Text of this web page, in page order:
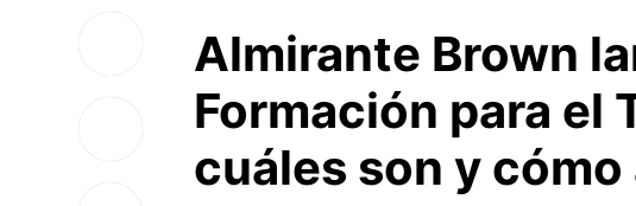
Almirante Brown
Formación para el
cuáles son y